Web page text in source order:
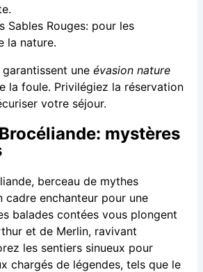
Sables Rouges: pour les
la nature.
une évasion nature
la foule. Privilégiez la réservation
votre séjour.
mystères
berceau de mythes
cadre enchanteur pour une
balades contées vous plongent
et de Merlin, ravivant
les sentiers sinueux pour
chargés de légendes, tels que le